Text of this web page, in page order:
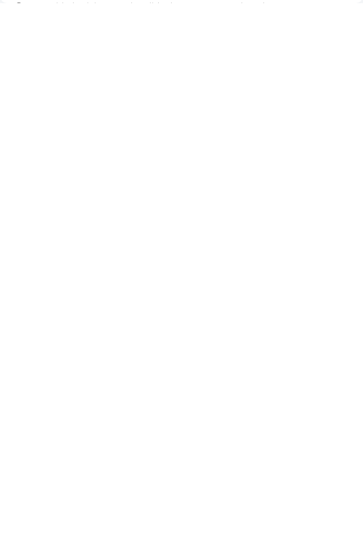
La cantidad mínima en el pedido de compra para el producto es 4.